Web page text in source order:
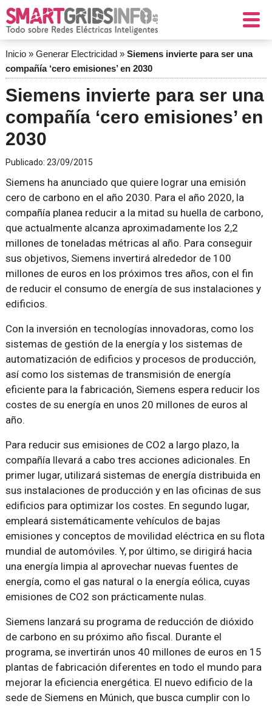
Inicio» Generar Electricidad» Siemens invierte para ser una
compañía ‘cero emisiones’ en 2030
Siemens invierte para ser una
compañía ‘cero emisiones’ en
2030
Publicado: 23/09/2015
Siemens ha anunciado que quiere lograr una emisión
cero de carbono en el año 2030. Para el año 2020, la
compañía planea reducir a la mitad su huella de carbono,
que actualmente alcanza aproximadamente los 2,2
millones de toneladas métricas al año. Para conseguir
sus objetivos, Siemens invertirá alrededor de 100
millones de euros en los próximos tres años, con el fin
de reducir el consumo de energía de sus instalaciones y
edificios.
Con la inversión en tecnologías innovadoras, como los
sistemas de gestión de la energía y los sistemas de
automatización de edificios y procesos de producción,
así como los sistemas de transmisión de energía
eficiente para la fabricación, Siemens espera reducir los
costes de su energía en unos 20 millones de euros al
año.
Para reducir sus emisiones de CO2 a largo plazo, la
compañía llevará a cabo tres acciones adicionales. En
primer lugar, utilizará sistemas de energía distribuida en
sus instalaciones de producción y en las oficinas de sus
edificios para optimizar los costes. En segundo lugar,
empleará sistemáticamente vehículos de bajas
emisiones y conceptos de movilidad eléctrica en su flota
mundial de automóviles. Y, por último, se dirigirá hacia
una energía limpia al aprovechar nuevas fuentes de
energía, como el gas natural o la energía eólica, cuyas
emisiones de CO2 son prácticamente nulas.
Siemens lanzará su programa de reducción de dióxido
de carbono en su próximo año fiscal. Durante el
programa, se invertirán unos 40 millones de euros en 15
plantas de fabricación diferentes en todo el mundo para
mejorar la eficiencia energética. El nuevo edificio de la
sede de Siemens en Múnich, que busca cumplir con lo